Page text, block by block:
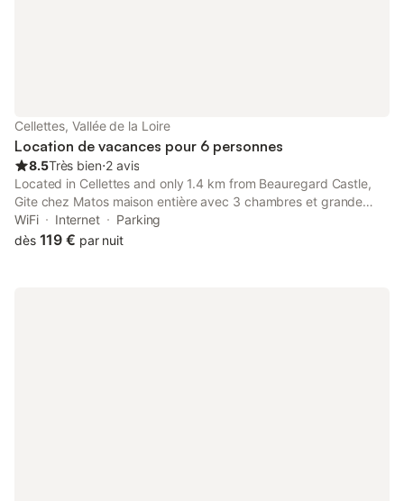
Cellettes, Vallée de la Loire
Location de vacances pour 6 personnes
8.5Très bien⋅2 avis
Located in Cellettes and only 1.4 km from Beauregard Castle,
Gite chez Matos maison entière avec 3 chambres et grande
cour pour animaux admis provides accommodation with inner
courtyard views, free WiFi and free private parking.
WiFi Internet
Parking
dès 119 € par nuit